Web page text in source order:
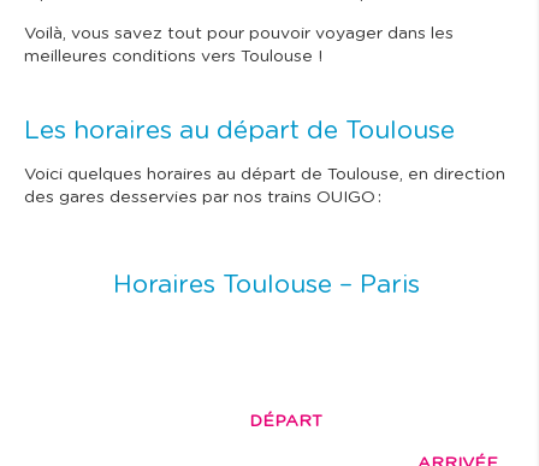
Voilà, vous savez tout pour pouvoir voyager dans les
meilleures conditions vers Toulouse !
Les horaires au départ de Toulouse
Voici quelques horaires au départ de Toulouse, en direction
des gares desservies par nos trains OUIGO :
Horaires Toulouse – Paris
DÉPART